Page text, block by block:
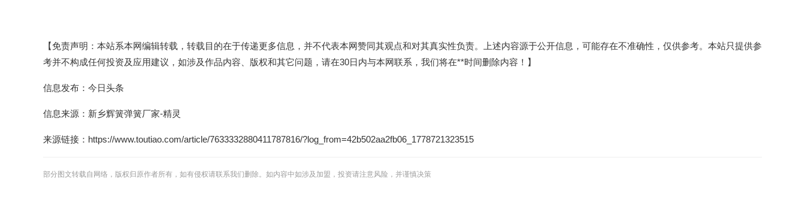
【免责声明：本站系本网编辑转载，转载目的在于传递更多信息，并不代表本网赞同其观点和对其真实性负责。上述内容源于公开信息，可能存在不准确性，仅供参考。本站只提供参
考并不构成任何投资及应用建议，如涉及作品内容、版权和其它问题，请在30日内与本网联系，我们将在**时间删除内容！】
信息发布：今日头条
信息来源： 新乡辉簧弹簧厂家-精灵
来源链接：https://www.toutiao.com/article/7633332880411787816/?log_from=42b502aa2fb06_1778721323515
部分图文转载自网络，版权归原作者所有，如有侵权请联系我们删除。如内容中如涉及加盟，投资请注意风险，并谨慎决策